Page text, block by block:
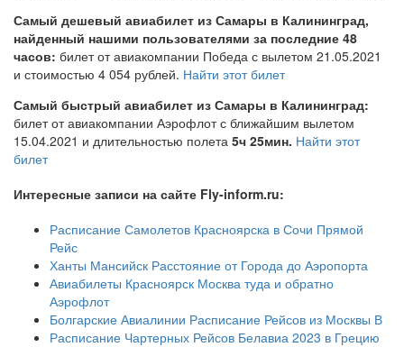
Самый дешевый авиабилет из Самары в Калининград,
найденный нашими пользователями за последние 48
часов: билет от авиакомпании Победа с вылетом 21.05.2021
и стоимостью 4 054 рублей. Найти этот билет
Самый быстрый авиабилет из Самары в Калининград:
билет от авиакомпании Аэрофлот с ближайшим вылетом
15.04.2021 и длительностью полета 5ч 25мин. Найти этот
билет
Интересные записи на сайте Fly-inform.ru:
Расписание Самолетов Красноярска в Сочи Прямой
Рейс
Ханты Мансийск Расстояние от Города до Аэропорта
Авиабилеты Красноярск Москва туда и обратно
Аэрофлот
Болгарские Авиалинии Расписание Рейсов из Москвы В
Расписание Чартерных Рейсов Белавиа 2023 в Грецию